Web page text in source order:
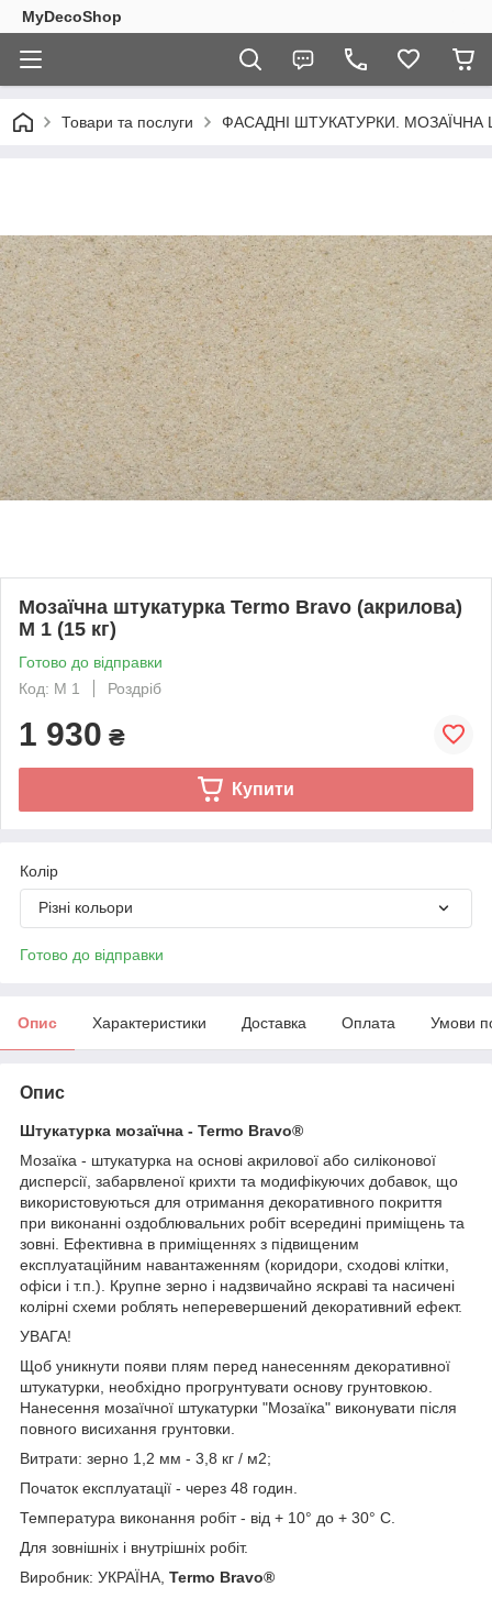
MyDecoShop
Товари та послуги ФАСАДНІ ШТУКАТУРКИ. МОЗАЇЧНА
Мозаїчна штукатурка Termo Bravo (акрилова)
М 1 (15 кг)
Готово до відправки
Код: М 1
Роздріб
1 930 ₴
Купити
Колір
Різні кольори
Готово до відправки
Опис Характеристики Доставка Оплата Умови
Опис
Штукатурка мозаїчна - Termo Bravo®
Мозаїка - штукатурка на основі акрилової або силіконової
дисперсії, забарвленої крихти та модифікуючих добавок, що
використовуються для отримання декоративного покриття
при виконанні оздоблювальних робіт всередині приміщень та
зовні. Ефективна в приміщеннях з підвищеним
експлуатаційним навантаженням (коридори, сходові клітки,
офіси і т.п.). Крупне зерно і надзвичайно яскраві та насичені
колірні схеми роблять неперевершений декоративний ефект.
УВАГА!
Щоб уникнути появи плям перед нанесенням декоративної
штукатурки, необхідно прогрунтувати основу грунтовкою.
Нанесення мозаїчної штукатурки "Мозаїка" виконувати після
повного висихання грунтовки.
Витрати: зерно 1,2 мм - 3,8 кг / м2;
Початок експлуатації - через 48 годин.
Температура виконання робіт - від + 10° до + 30° С.
Для зовнішніх і внутрішніх робіт.
Виробник: УКРАЇНА, Termo Bravo®